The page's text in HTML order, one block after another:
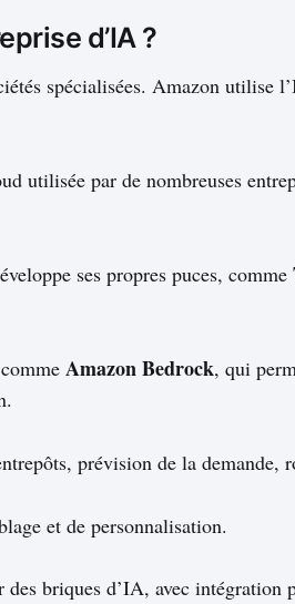
d’IA ?
spécialisées. Amazon utilise
utilisée par de nombreuses
ses propres puces, comme
Amazon Bedrock, qui
prévision de la demande,
et de personnalisation.
briques d’IA, avec intégration